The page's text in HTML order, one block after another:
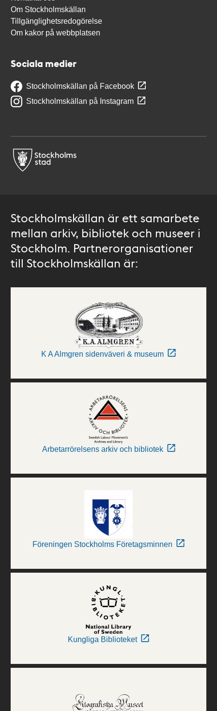
Om Stockholmskällan
Tillgänglighetsredogörelse
Om kakor på webbplatsen
Sociala medier
Stockholmskällan på Facebook
Stockholmskällan på Instagram
Stockholmskällan är ett samarbete
mellan arkiv, bibliotek och museer i
Stockholm. Partnerorganisationer
till Stockholmskällan är:
K A Almgren sidenväveri & museum
Arbetarrörelsens arkiv och bibliotek
Föreningen Stockholms Företagsminnen
Kungliga Biblioteket